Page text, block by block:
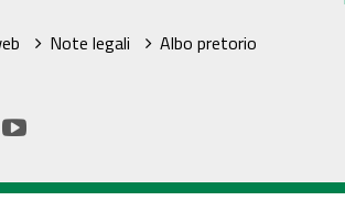
Note legali
Albo pretorio